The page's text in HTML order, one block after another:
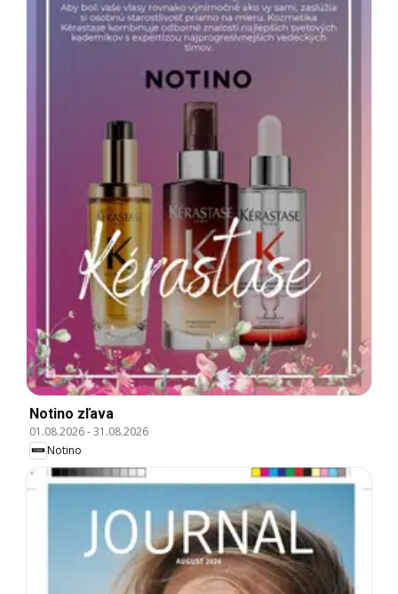
Notino zľava
01.08.2026-31.08.2026
Notino